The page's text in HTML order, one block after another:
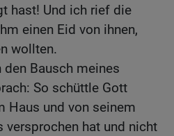
hast! Und ich rief die
einen Eid von ihnen,
wollten.
Bausch meines
So schüttle Gott
Haus und von seinem
versprochen hat und nicht